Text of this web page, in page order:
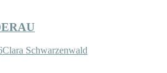
Clara Schwarzenwald